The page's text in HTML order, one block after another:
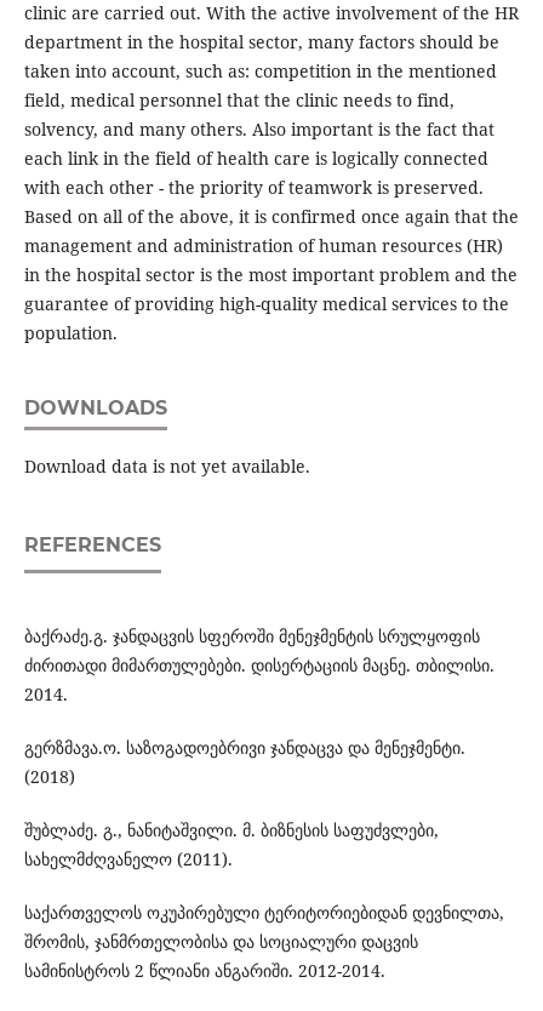
clinic are carried out. With the active involvement of the HR
department in the hospital sector, many factors should be
taken into account, such as: competition in the mentioned
field, medical personnel that the clinic needs to find,
solvency, and many others. Also important is the fact that
each link in the field of health care is logically connected
with each other - the priority of teamwork is preserved.
Based on all of the above, it is confirmed once again that the
management and administration of human resources (HR)
in the hospital sector is the most important problem and the
guarantee of providing high-quality medical services to the
population.
DOWNLOADS
Download data is not yet available.
REFERENCES
ბაქრაძე.გ. ჯანდაცვის სფეროში მენეჯმენტის სრულყოფის
ძირითადი მიმართულებები. დისერტაციის მაცნე. თბილისი.
2014.
გერზმავა.ო. საზოგადოებრივი ჯანდაცვა და მენეჯმენტი.
(2018)
შუბლაძე. გ., ნანიტაშვილი. მ. ბიზნესის საფუძვლები,
სახელმძღვანელო (2011).
საქართველოს ოკუპირებული ტერიტორიებიდან დევნილთა,
შრომის, ჯანმრთელობისა და სოციალური დაცვის
სამინისტროს 2 წლიანი ანგარიში. 2012-2014.